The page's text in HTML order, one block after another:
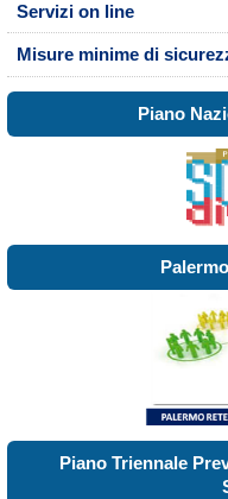
Servizi on line
Misure minime di
Piano
Piano Triennale